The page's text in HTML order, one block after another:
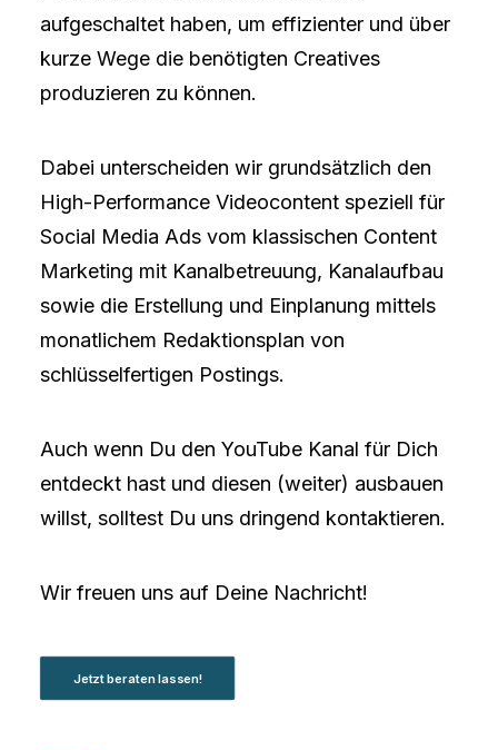
aufgeschaltet haben, um effizienter und über
kurze Wege die benötigten Creatives
produzieren zu können.
Dabei unterscheiden wir grundsätzlich den
High-Performance Videocontent speziell für
Social Media Ads vom klassischen Content
Marketing mit Kanalbetreuung, Kanalaufbau
sowie die Erstellung und Einplanung mittels
monatlichem Redaktionsplan von
schlüsselfertigen Postings.
Auch wenn Du den YouTube Kanal für Dich
entdeckt hast und diesen (weiter) ausbauen
willst, solltest Du uns dringend kontaktieren.
Wir freuen uns auf Deine Nachricht!
Jetzt beraten lassen!